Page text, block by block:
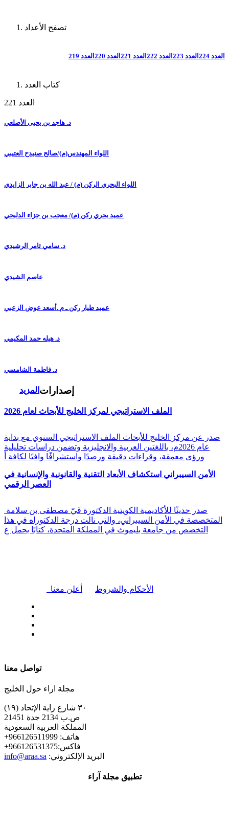
تصفح الأعداد
العدد 224 العدد 223 العدد 222 العدد 221 العدد 220 العدد 219
كتاب العدد
العدد 221
د. هاجد بن يحيى الأصلعي
اللواء المهندس(م)/صالح صنيدح العتيبي
اللواء البحري الركن (م) / عبد الله بن جابر الزايدي
عميد بحري ركن (م)/ معجب بن جزاء الدلبحي
د. سامي ثامر الرشيدي
عاصم الشيدي
عميد طيار ركن ـ م .أسعد عوض الزعبي
د. هيله حمد المكيمي
د. فاطمة الشامسي
المزيد إصدارات
الملف الاستراتيجي لمركز الخليج للأبحاث لعام 2026
صدر عن مركز الخليج للأبحاث الملف الاستراتيجي السنوي مع بداية
عام 2026م، باللغتين العربية والانجليزية وتضمن دراسات تحليلية
ورؤى معمقة، وقراءات دقيقة ورصدًا واستشرافًا وافيًا لكافة أ
الأمن السيبراني استكشاف الأبعاد التقنية والقانونية والإنسانية في
العصر الرقمي
المتخصصة في الأمن السيبراني، والتي نالت درجة الدكتوراه في هذا
التخصص من جامعة بليموث في المملكة المتحدة، كتابًا يحمل ع
أعلن معنا الأحكام والشروط
تواصل معنا
مجلة اراء حول الخليج
٣٠ شارع راية الإتحاد (١٩)
ص.ب 2134 جدة 21451
المملكة العربية السعودية
+هاتف: 966126511999
+فاكس:966126531375
info@araa.sa :البريد الإلكتروني
تطبيق مجلة آراء